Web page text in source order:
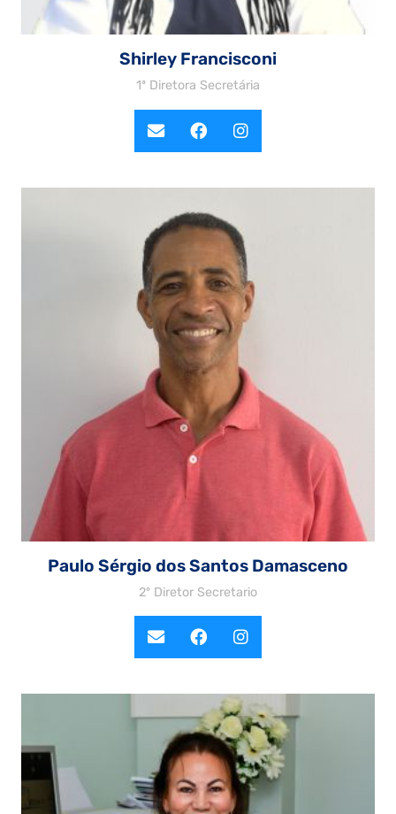
Shirley Francisconi
1ª Diretora Secretária
Paulo Sérgio dos Santos Damasceno
2º Diretor Secretario